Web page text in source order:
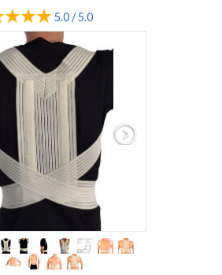
5.0 / 5.0